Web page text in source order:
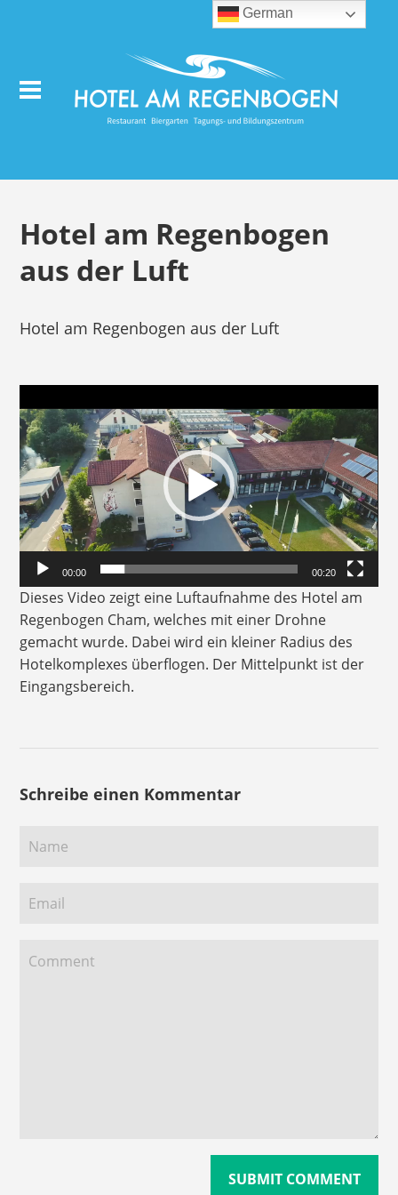
Hotel am Regenbogen
aus der Luft
Hotel am Regenbogen aus der Luft
Player
00:00 00:20
Dieses Video zeigt eine Luftaufnahme des Hotel am
Regenbogen Cham, welches mit einer Drohne
gemacht wurde. Dabei wird ein kleiner Radius des
Hotelkomplexes überflogen. Der Mittelpunkt ist der
Eingangsbereich.
Schreibe einen Kommentar
German